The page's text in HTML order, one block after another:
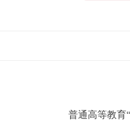
普通高等教育